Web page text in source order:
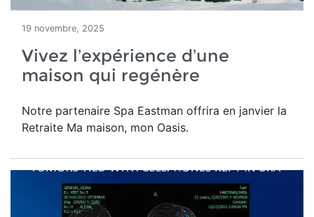
19 novembre, 2025
Vivez l’expérience d’une
maison qui regénère
Notre partenaire Spa Eastman offrira en janvier la
Retraite Ma maison, mon Oasis.